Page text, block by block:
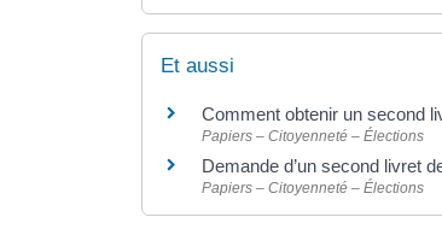
Et aussi
Comment obtenir un second
Papiers – Citoyenneté – Élections
Demande d’un second livret
Papiers – Citoyenneté – Élections